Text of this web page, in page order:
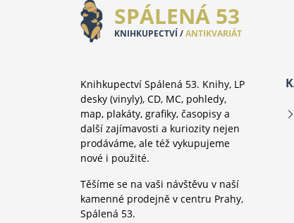
SPÁLENÁ 53
KNIHKUPECTVÍ /ANTIKVARIÁT
Knihkupectví Spálená 53. Knihy, LP
desky (vinyly), CD, MC, pohledy,
map, plakáty, grafiky, časopisy a
další zajímavosti a kuriozity nejen
prodáváme, ale též vykupujeme
nové i použité.
Těšíme se na vaši návštěvu v naší
kamenné prodejně v centru Prahy,
Spálená 53.